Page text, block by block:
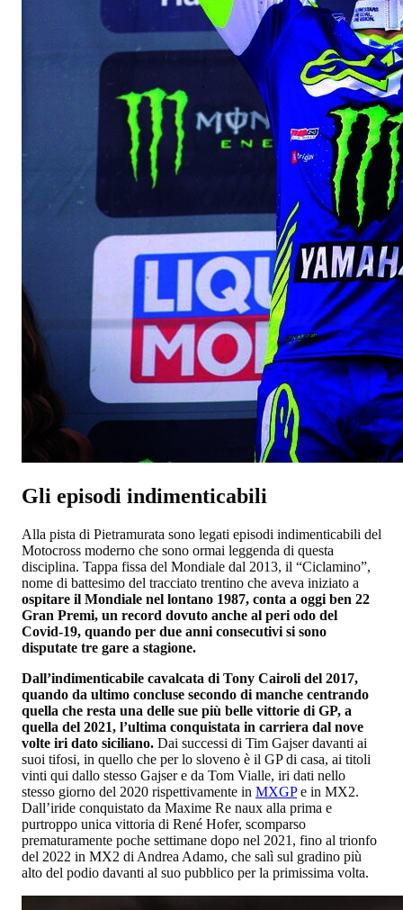
Gli episodi indimenticabili
Alla pista di Pietramurata sono legati episodi indimenticabili del
Motocross moderno che sono ormai leggenda di questa
disciplina. Tappa fissa del Mondiale dal 2013, il “Ciclamino”,
nome di battesimo del tracciato trentino che aveva iniziato a
ospitare il Mondiale nel lontano 1987, conta a oggi ben 22
Gran Premi, un record dovuto anche al peri odo del
Covid-19, quando per due anni consecutivi si sono
disputate tre gare a stagione.
Dall’indimenticabile cavalcata di Tony Cairoli del 2017,
quando da ultimo concluse secondo di manche centrando
quella che resta una delle sue più belle vittorie di GP, a
quella del 2021, l’ultima conquistata in carriera dal nove
volte iri dato siciliano. Dai successi di Tim Gajser davanti ai
suoi tifosi, in quello che per lo sloveno è il GP di casa, ai titoli
vinti qui dallo stesso Gajser e da Tom Vialle, iri dati nello
stesso giorno del 2020 rispettivamente in MXGPe in MX2.
Dall’iride conquistato da Maxime Re naux alla prima e
purtroppo unica vittoria di René Hofer, scomparso
prematuramente poche settimane dopo nel 2021, fino al trionfo
del 2022 in MX2 di Andrea Adamo, che salì sul gradino più
alto del podio davanti al suo pubblico per la primissima volta.